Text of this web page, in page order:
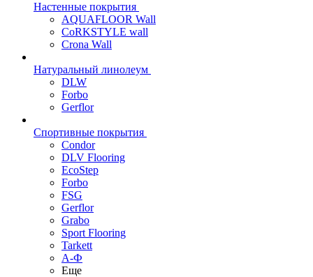
Настенные покрытия
AQUAFLOOR Wall
CoRKSTYLE wall
Crona Wall
Натуральный линолеум
DLW
Forbo
Gerflor
Спортивные покрытия
Condor
DLV Flooring
EcoStep
Forbo
FSG
Gerflor
Grabo
Sport Flooring
Tarkett
А-Ф
Еще